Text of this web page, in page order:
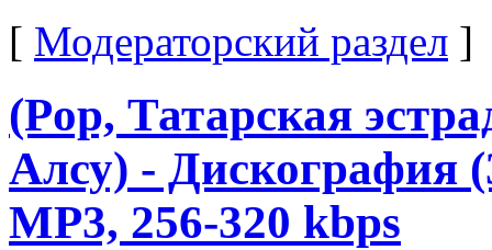
[ Модераторский раздел ]
(Pop, Татарская
Алсу) - Дискография
MP3, 256-320 kbps